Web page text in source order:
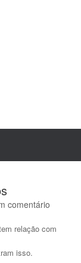
comentário
relação com
isso.